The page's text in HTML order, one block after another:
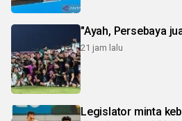
"Ayah, Persebaya
21 jam lalu
Legislator minta